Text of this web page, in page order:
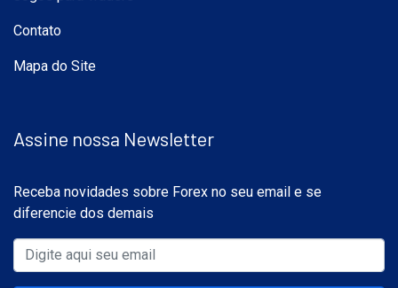
Contato
Mapa do Site
Assine nossa Newsletter
Receba novidades sobre Forex no seu email e se
diferencie dos demais